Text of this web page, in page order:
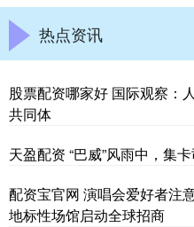
热点资讯
股票配资哪家好 国际观察：
共同体
天盈配资 “巴威”风雨中，集
配资宝官网 演唱会爱好者
地标性场馆启动全球招商